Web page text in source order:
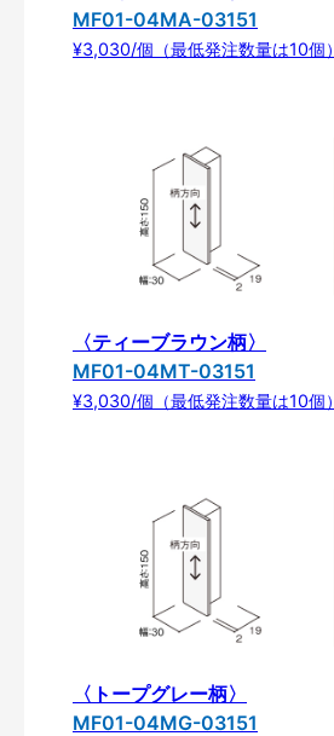
MF01-04MA-03151
¥3,030/個（最低発注数量は10個）
〈ティーブラウン柄〉
MF01-04MT-03151
¥3,030/個（最低発注数量は10個）
〈トープグレー柄〉
MF01-04MG-03151